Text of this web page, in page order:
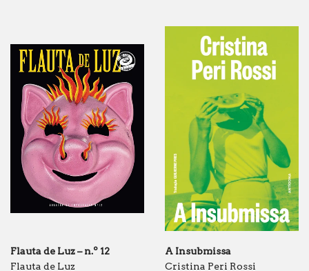
Flauta de Luz – n.º 12
Flauta de Luz
A Insubmissa
Cristina Peri Rossi